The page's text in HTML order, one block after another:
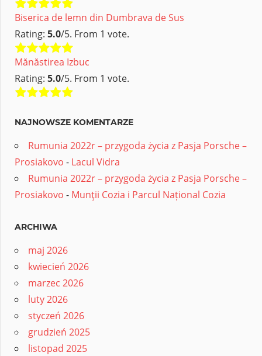
Biserica de lemn din Dumbrava de Sus
Rating: 5.0/5. From 1 vote.
Mănăstirea Izbuc
Rating: 5.0/5. From 1 vote.
NAJNOWSZE KOMENTARZE
Rumunia 2022r – przygoda życia z Pasja Porsche –
Prosiakovo - Lacul Vidra
Rumunia 2022r – przygoda życia z Pasja Porsche –
Prosiakovo - Munţii Cozia i Parcul Național Cozia
ARCHIWA
maj 2026
kwiecień 2026
marzec 2026
luty 2026
styczeń 2026
grudzień 2025
listopad 2025